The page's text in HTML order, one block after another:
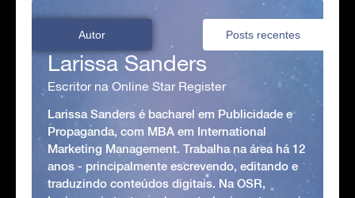
Autor Posts recentes
Larissa Sanders
Escritor na Online Star Register
Larissa Sanders é bacharel em Publicidade e
Propaganda, com MBA em International
Marketing Management. Trabalha na área há 12
anos - principalmente escrevendo, editando e
traduzindo conteúdos digitais. Na OSR,